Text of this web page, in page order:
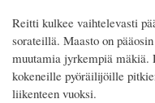
Reitti kulkee vaihtelevasti
sorateillä. Maasto on
muutamia jyrkempiä mäkiä.
kokeneille pyöräilijöille
liikenteen vuoksi.